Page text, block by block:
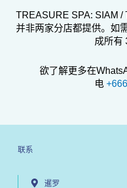
TREASURE SPA: SIAM /
并非两家分店都提供。如
成所有
欲了解更多在
电
联系
暹罗